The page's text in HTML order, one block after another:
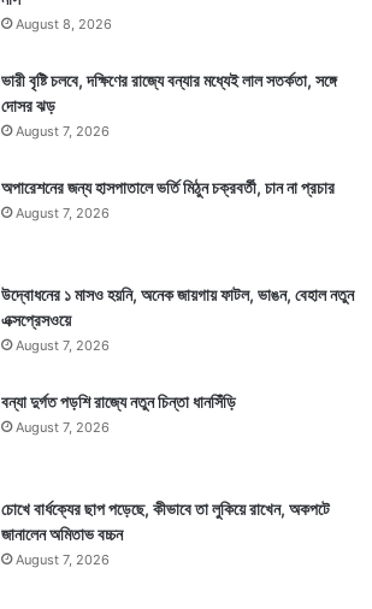
August 8, 2026
ভারী বৃষ্টি চলবে, দক্ষিণের রাজ্যে বন্যার মধ্যেই লাল সতর্কতা, সঙ্গে
দোসর ঝড়
August 7, 2026
অপারেশনের জন্য হাসপাতালে ভর্তি মিঠুন চক্রবর্তী, চান না প্রচার
August 7, 2026
উদ্বোধনের ১ মাসও হয়নি, অনেক জায়গায় ফাটল, ভাঙন, বেহাল নতুন
এক্সপ্রেসওয়ে
August 7, 2026
বন্যা দুর্গত পড়শি রাজ্যে নতুন চিন্তা ধানসিঁড়ি
August 7, 2026
চোখে বার্ধক্যের ছাপ পড়েছে, কীভাবে তা লুকিয়ে রাখেন, অকপটে
জানালেন অমিতাভ বচ্চন
August 7, 2026